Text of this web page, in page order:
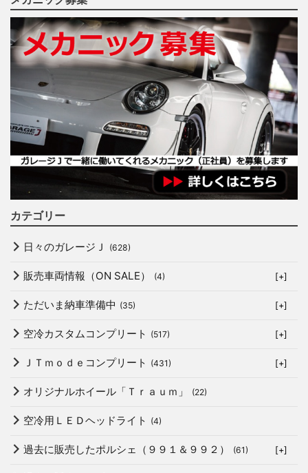
カテゴリー
日々のガレージＪ (628)
販売車両情報（ON SALE） (4) [+]
ただいま納車準備中 (35) [+]
空冷カスタムコンプリート (517) [+]
ＪＴｍｏｄｅコンプリート (431) [+]
オリジナルホイール「Ｔｒａｕｍ」 (22)
空冷用ＬＥＤヘッドライト (4)
過去に販売したポルシェ（９９１＆９９２） (61) [+]